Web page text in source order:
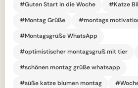
#Guten Start in die Woche
#Katze
#Montag Grüße
#montags
#Montagsgrüße WhatsApp
#optimistischer montagsgruß mit tier
#schönen montag grüße whatsapp
#süße katze blumen montag